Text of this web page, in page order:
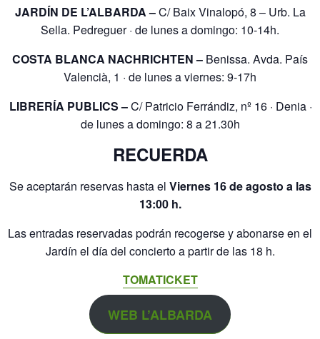
JARDÍN DE L’ALBARDA –C/ Baix Vinalopó, 8 – Urb. La
Sella. Pedreguer · de lunes a domingo: 10-14h.
COSTA BLANCA NACHRICHTEN – Benissa. Avda. País
Valencià, 1 · de lunes a viernes: 9-17h
LIBRERÍA PUBLICS –C/ Patricio Ferrándiz, nº 16 · Denia ·
de lunes a domingo: 8 a 21.30h
RECUERDA
Se aceptarán reservas hasta el Viernes 16 de agosto a las
13:00 h.
Las entradas reservadas podrán recogerse y abonarse en el
Jardín el día del concierto a partir de las 18 h.
TOMATICKET
WEB L’ALBARDA